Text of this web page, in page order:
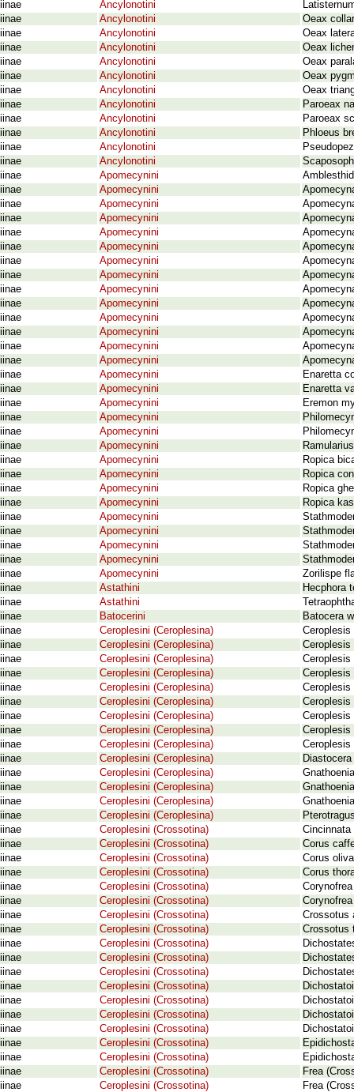
Ancylonotini
Ancylonotini
Oeax
Ancylonotini
Oeax
Ancylonotini
Oeax
Ancylonotini
Oeax
Ancylonotini
Oeax
Ancylonotini
Oeax
Ancylonotini
Paroeax
Ancylonotini
Paroeax
Ancylonotini
Phloeus
Ancylonotini
Ancylonotini
Apomecynini
Apomecynini
Apomecynini
Apomecynini
Apomecynini
Apomecynini
Apomecynini
Apomecynini
Apomecynini
Apomecynini
Apomecynini
Apomecynini
Apomecynini
Apomecynini
Apomecynini
Enaretta
Apomecynini
Enaretta
Apomecynini
Eremon
Apomecynini
Apomecynini
Apomecynini
Apomecynini
Ropica
Apomecynini
Ropica
Apomecynini
Ropica
Apomecynini
Ropica
Apomecynini
Apomecynini
Apomecynini
Apomecynini
Apomecynini
Zorilispe
Astathini
Hecphora
Astathini
Batocerini
Batocera
Ceroplesini (Ceroplesina)
Ceroplesis
Ceroplesini (Ceroplesina)
Ceroplesis
Ceroplesini (Ceroplesina)
Ceroplesis
Ceroplesini (Ceroplesina)
Ceroplesis
Ceroplesini (Ceroplesina)
Ceroplesis
Ceroplesini (Ceroplesina)
Ceroplesis
Ceroplesini (Ceroplesina)
Ceroplesis
Ceroplesini (Ceroplesina)
Ceroplesis
Ceroplesini (Ceroplesina)
Ceroplesis
Ceroplesini (Ceroplesina)
Ceroplesini (Ceroplesina)
Ceroplesini (Ceroplesina)
Ceroplesini (Ceroplesina)
Ceroplesini (Ceroplesina)
Ceroplesini (Crossotina)
Cincinnata
Ceroplesini (Crossotina)
Corus
Ceroplesini (Crossotina)
Corus
Ceroplesini (Crossotina)
Corus
Ceroplesini (Crossotina)
Ceroplesini (Crossotina)
Ceroplesini (Crossotina)
Crossotus
Ceroplesini (Crossotina)
Crossotus
Ceroplesini (Crossotina)
Ceroplesini (Crossotina)
Ceroplesini (Crossotina)
Ceroplesini (Crossotina)
Ceroplesini (Crossotina)
Ceroplesini (Crossotina)
Ceroplesini (Crossotina)
Ceroplesini (Crossotina)
Ceroplesini (Crossotina)
Ceroplesini (Crossotina)
Frea
Ceroplesini (Crossotina)
Frea